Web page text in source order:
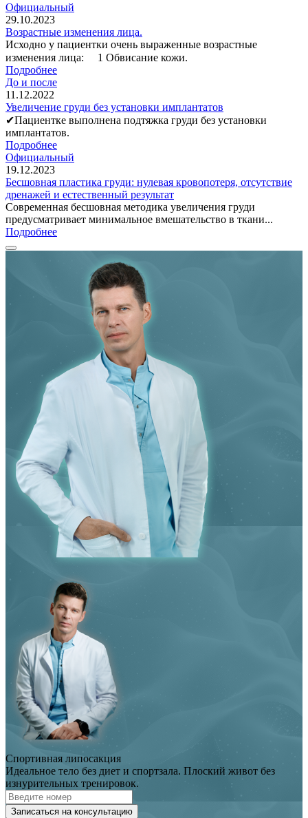
Официальный
29.10.2023
Возрастные изменения лица.
Исходно у пациентки очень выраженные возрастные
изменения лица: ⠀ 1 Обвисание кожи.
Подробнее
До и после
11.12.2022
Увеличение груди без установки имплантатов
✔Пациентке выполнена подтяжка груди без установки
имплантатов.
Подробнее
Официальный
19.12.2023
Бесшовная пластика груди: нулевая кровопотеря, отсутствие
дренажей и естественный результат
Современная бесшовная методика увеличения груди
предусматривает минимальное вмешательство в ткани...
Подробнее
Спортивная липосакция
Идеальное тело без диет и спортзала. Плоский живот без
изнурительных тренировок.
Записаться на консультацию